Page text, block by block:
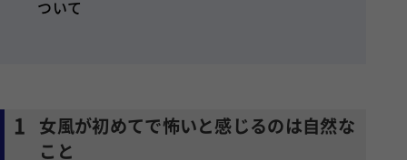
ついて
1
女風が初めてで怖いと感じるのは自然な
こと